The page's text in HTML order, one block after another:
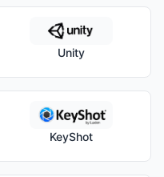
Unity
KeyShot